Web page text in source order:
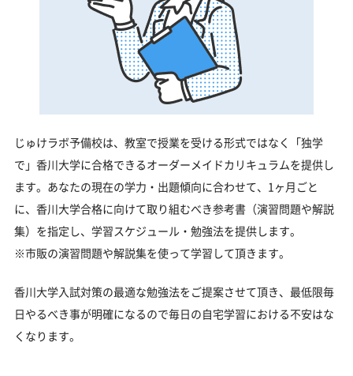
じゅけラボ予備校は、教室で授業を受ける形式ではなく「独学
で」香川大学に合格できるオーダーメイドカリキュラムを提供し
ます。あなたの現在の学力・出題傾向に合わせて、1ヶ月ごと
に、香川大学合格に向けて取り組むべき参考書（演習問題や解説
集）を指定し、学習スケジュール・勉強法を提供します。
※市販の演習問題や解説集を使って学習して頂きます。
香川大学入試対策の最適な勉強法をご提案させて頂き、最低限毎
日やるべき事が明確になるので毎日の自宅学習における不安はな
くなります。